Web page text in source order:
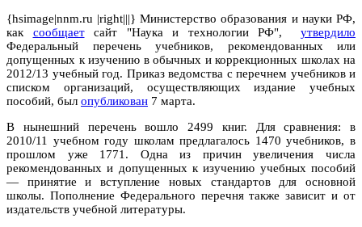
{hsimage|nnm.ru |right|||} Министерство образования и науки РФ,
как сообщаетсайт "Наука и технологии РФ", утвердило
Федеральный перечень учебников, рекомендованных или
допущенных к изучению в обычных и коррекционных школах на
2012/13 учебный год. Приказ ведомства с перечнем учебников и
списком организаций, осуществляющих издание учебных
пособий, был опубликован 7 марта.
В нынешний перечень вошло 2499 книг. Для сравнения: в
2010/11 учебном году школам предлагалось 1470 учебников, в
прошлом уже 1771. Одна из причин увеличения числа
рекомендованных и допущенных к изучению учебных пособий
— принятие и вступление новых стандартов для основной
школы. Пополнение Федерального перечня также зависит и от
издательств учебной литературы.